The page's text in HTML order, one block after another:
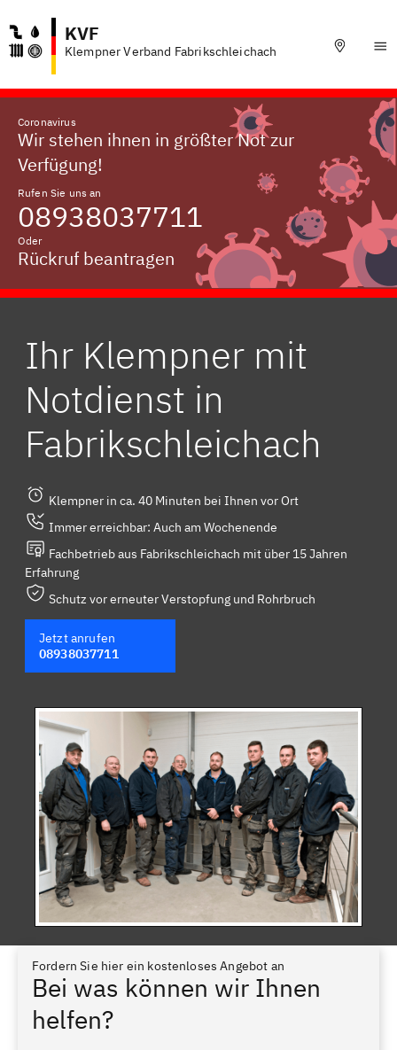
KVF
Klempner Verband Fabrikschleichach
Coronavirus
Wir stehen ihnen in größter Not zur
Verfügung!
Rufen Sie uns an
08938037711
Oder
Rückruf beantragen
Ihr Klempner mit
Notdienst in
Fabrikschleichach
Klempner in ca. 40 Minuten bei Ihnen vor Ort
Immer erreichbar: Auch am Wochenende
Fachbetrieb aus Fabrikschleichach mit über 15 Jahren
Erfahrung
Schutz vor erneuter Verstopfung und Rohrbruch
Jetzt anrufen
08938037711
Fordern Sie hier ein kostenloses Angebot an
Bei was können wir Ihnen
helfen?